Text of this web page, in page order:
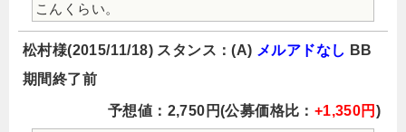
こんくらい。
松村様(2015/11/18) スタンス：(A) メルアドなし BB
期間終了前
予想値：2,750円(公募価格比： +1,350円 )